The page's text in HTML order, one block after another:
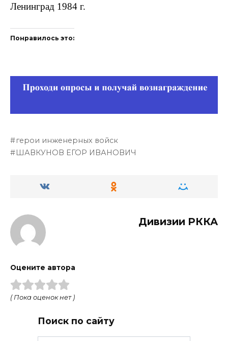
Ленинград 1984 г.
Понравилось это:
герои инженерных войск
ШАВКУНОВ ЕГОР ИВАНОВИЧ
Дивизии РККА
Оцените автора
( Пока оценок нет )
Поиск по сайту